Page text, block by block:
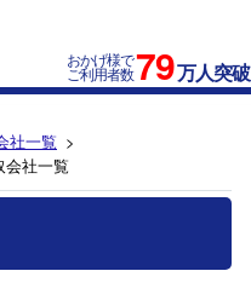
おかげ様で
ご利用者数79万人突破
社一覧
会社一覧